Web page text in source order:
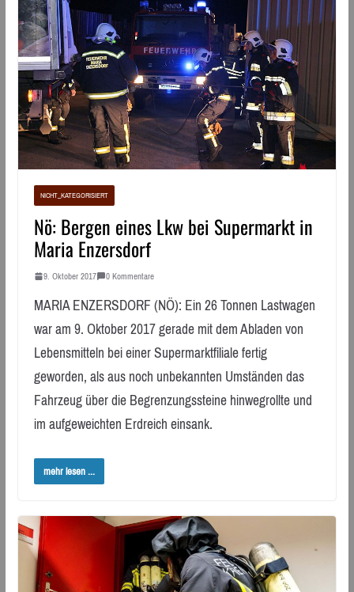
NICHT_KATEGORISIERT
Nö: Bergen eines Lkw bei Supermarkt in
Maria Enzersdorf
9. Oktober 2017 0 Kommentare
MARIA ENZERSDORF (NÖ): Ein 26 Tonnen Lastwagen
war am 9. Oktober 2017 gerade mit dem Abladen von
Lebensmitteln bei einer Supermarktfiliale fertig
geworden, als aus noch unbekannten Umständen das
Fahrzeug über die Begrenzungssteine hinwegrollte und
im aufgeweichten Erdreich einsank.
mehr lesen ...